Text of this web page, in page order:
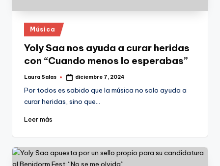
Publicado
en
Música
Yoly Saa nos ayuda a curar heridas
con “Cuando menos lo esperabas”
Publicado
Laura Salas diciembre 7, 2024
Por todos es sabido que la música no solo ayuda a
curar heridas, sino que…
Leer más